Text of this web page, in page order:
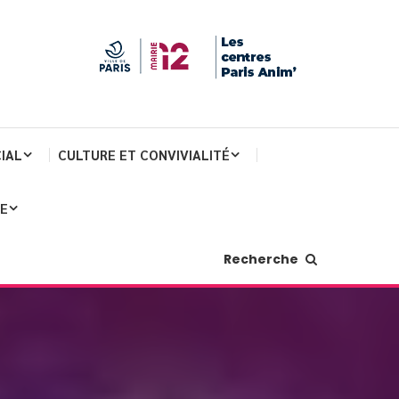
CULTURE ET CONVIVIALITÉ
Recherche